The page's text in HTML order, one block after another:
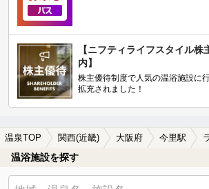
【ニフティライフスタイル株
内】
株主優待制度で人気の温浴施設に
拡充されました！
温泉TOP 関西(近畿) 大阪府 今里駅
温浴施設を探す